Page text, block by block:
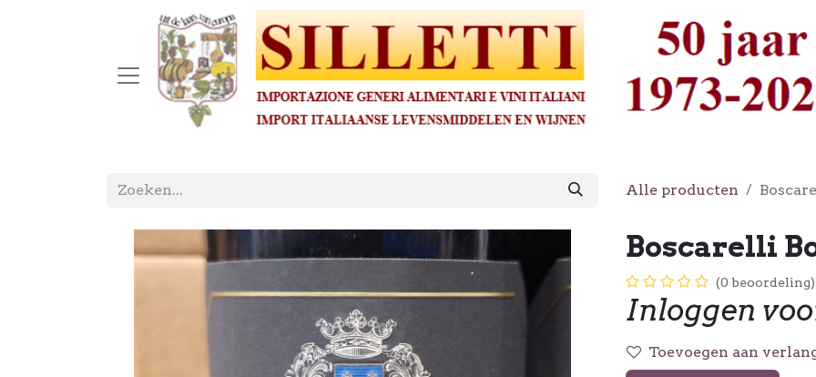
Alle producten
Boscarelli
(0 beoordeling)
Inloggen
Toevoegen aan